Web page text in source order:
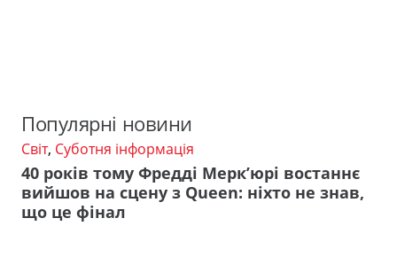
Популярні новини
Світ, Суботня інформація
40 років тому Фредді Мерк’юрі востаннє
вийшов на сцену з Queen: ніхто не знав,
що це фінал